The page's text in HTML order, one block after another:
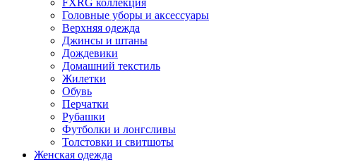
FXRG коллекция
Головные уборы и аксессуары
Верхняя одежда
Джинсы и штаны
Дождевики
Домашний текстиль
Жилетки
Обувь
Перчатки
Рубашки
Футболки и лонгсливы
Толстовки и свитшоты
Женская одежда